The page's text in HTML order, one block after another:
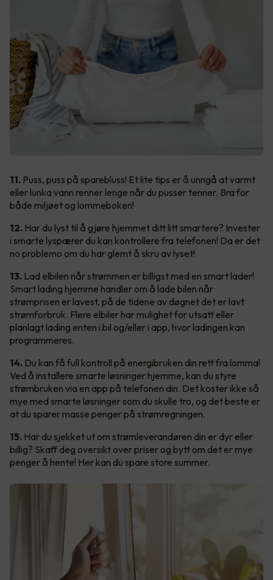
11. Puss, puss på sparebluss! Et lite tips er å unngå at varmt
eller lunka vann renner lenge når du pusser tenner. Bra for
både miljøet og lommeboken!
12. Har du lyst til å gjøre hjemmet ditt litt smartere? Invester
i smarte lyspærer du kan kontrollere fra telefonen! Da er det
no problemo om du har glemt å skru av lyset!
13. Lad elbilen når strømmen er billigst med en smart lader!
Smart lading hjemme handler om å lade bilen når
strømprisen er lavest, på de tidene av døgnet det er lavt
strømforbruk. Flere elbiler har mulighet for utsatt eller
planlagt lading enten i bil og/eller i app, hvor ladingen kan
programmeres.
14. Du kan få full kontroll på energibruken din rett fra lomma!
Ved å installere smarte løsninger hjemme, kan du styre
strømbruken via en app på telefonen din. Det koster ikke så
mye med smarte løsninger som du skulle tro, og det beste er
at du sparer masse penger på strømregningen.
15. Har du sjekket ut om strømleverandøren din er dyr eller
billig? Skaff deg oversikt over priser og bytt om det er mye
penger å hente! Her kan du spare store summer.